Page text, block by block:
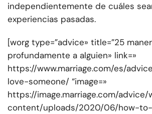
independientemente de cuáles
experiencias pasadas.
[worg type=”advice» title=”25
profundamente a alguien» link=»
https://www.marriage.com/es/
love-someone/ “image=»
https://image.marriage.com/advice/
content/uploads/2020/06/how-